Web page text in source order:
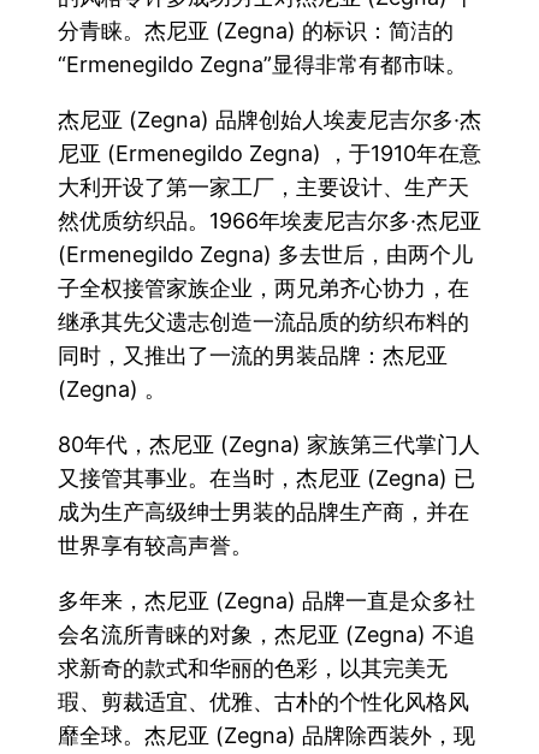
分青睐。杰尼亚 (Zegna) 的标识：简洁的
“Ermenegildo Zegna”显得非常有都市味。
杰尼亚 (Zegna) 品牌创始人埃麦尼吉尔多·杰
尼亚 (Ermenegildo Zegna) ，于1910年在意
大利开设了第一家工厂，主要设计、生产天
然优质纺织品。1966年埃麦尼吉尔多·杰尼亚
(Ermenegildo Zegna) 多去世后，由两个儿
子全权接管家族企业，两兄弟齐心协力，在
继承其先父遗志创造一流品质的纺织布料的
同时，又推出了一流的男装品牌：杰尼亚
(Zegna) 。
80年代，杰尼亚 (Zegna) 家族第三代掌门人
又接管其事业。在当时，杰尼亚 (Zegna) 已
成为生产高级绅士男装的品牌生产商，并在
世界享有较高声誉。
多年来，杰尼亚 (Zegna) 品牌一直是众多社
会名流所青睐的对象，杰尼亚 (Zegna) 不追
求新奇的款式和华丽的色彩，以其完美无
瑕、剪裁适宜、优雅、古朴的个性化风格风
靡全球。杰尼亚 (Zegna) 品牌除西装外，现